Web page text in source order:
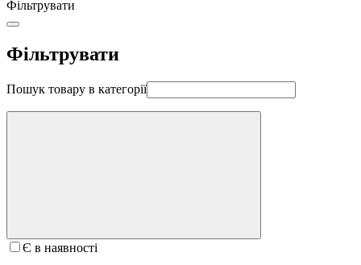
Фільтрувати
Фільтрувати
Пошук товару в категорії
Є в наявності